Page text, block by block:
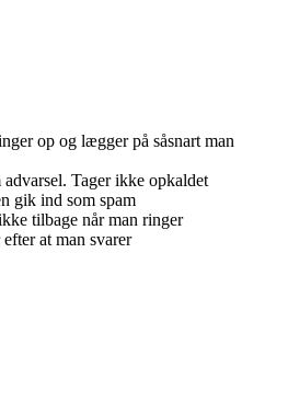
op og lægger på såsnart man
Tager ikke opkaldet
gik ind som spam
tilbage når man ringer
at man svarer